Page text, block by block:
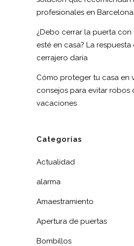
profesionales en Barcelona
¿Debo cerrar la puerta
esté en casa? La
cerrajero daría
Cómo proteger tu casa en
consejos para evitar robos
vacaciones
Categorías
Actualidad
alarma
Amaestramiento
Apertura de puertas
Bombillos